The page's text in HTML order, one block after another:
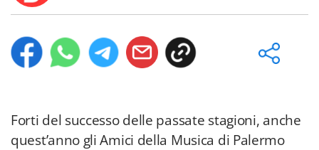
Forti del successo delle passate stagioni, anche
quest’anno gli Amici della Musica di Palermo